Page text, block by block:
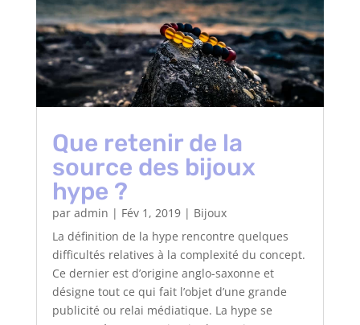
Que retenir de la
source des bijoux
hype ?
par admin | Fév 1, 2019| Bijoux
La définition de la hype rencontre quelques
difficultés relatives à la complexité du concept.
Ce dernier est d’origine anglo-saxonne et
désigne tout ce qui fait l’objet d’une grande
publicité ou relai médiatique. La hype se